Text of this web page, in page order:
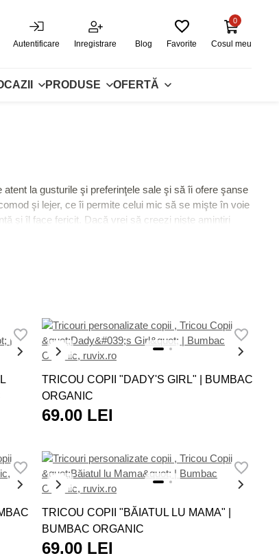
Autentificare Inregistrare Blog Favorite Cosul meu
0
PRODUSE OFERTĂ
la gusturile şi preferinţele sale şi să îi ofere şanse
şi lejer, ce îi permite celui mic să se mişte în voie
şi îl face fericit. Dacă vrei să creezi nişte amintiri
personajul preferat pe care îl urmăresc mereu.
NOU
TRICOU COPII "DADY'S GIRL" | BUMBAC
ORGANIC
69.00 LEI
NOU
TRICOU COPII "BĂIATUL LU MAMA" |
BUMBAC ORGANIC
69.00 LEI